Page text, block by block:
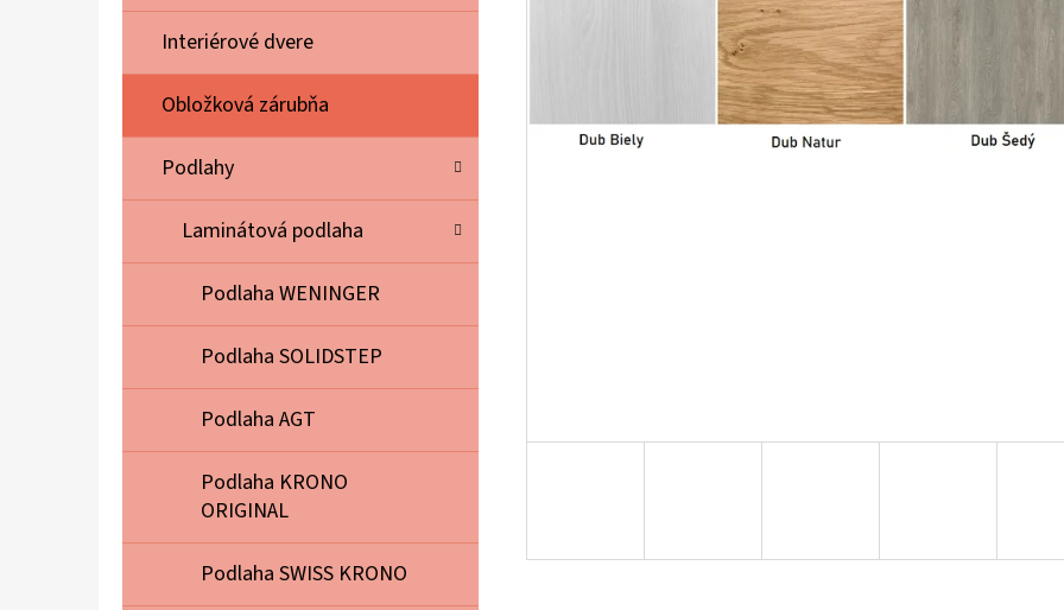
Interiérové dvere
Obložková zárubňa
Podlahy
Laminátová podlaha
Podlaha WENINGER
Podlaha SOLIDSTEP
Podlaha AGT
Podlaha KRONO
ORIGINAL
Podlaha SWISS KRONO